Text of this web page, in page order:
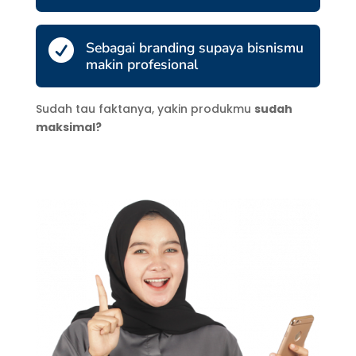

Sebagai branding supaya bisnismu
makin profesional
Sudah tau faktanya, yakin produkmu sudah
maksimal?